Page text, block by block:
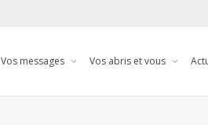
Vos messages Vos abris et vous